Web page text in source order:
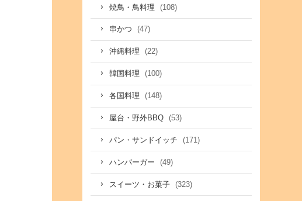
焼鳥・鳥料理 (108)
串かつ (47)
沖縄料理 (22)
韓国料理 (100)
各国料理 (148)
屋台・野外BBQ (53)
パン・サンドイッチ (171)
ハンバーガー (49)
スイーツ・お菓子 (323)